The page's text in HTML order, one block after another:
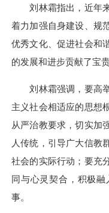
刘林霜指出，近年
着力加强自身建设、规
优秀文化、促进社会和
的发展和进步贡献了宝
刘林霜强调，要高
主义社会相适应的思想
从严治教要求，切实加
人传统，引导广大信教
社会的实际行动；要充
同与心灵契合，积极融
事。